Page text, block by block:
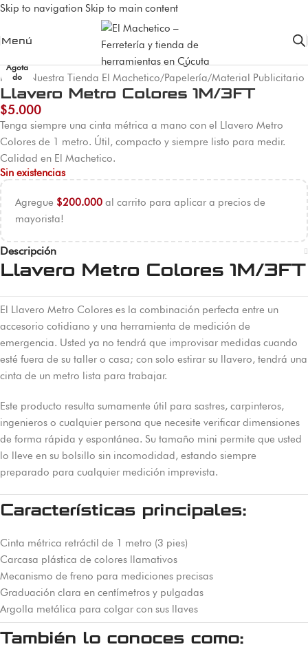
Skip to navigation Skip to main content
Menú
Agota
do
Inicio Nuestra Tienda El Machetico/Papelería/Material Publicitario
Llavero Metro Colores 1M/3FT
$5.000
Tenga siempre una cinta métrica a mano con el Llavero Metro
Colores de 1 metro. Útil, compacto y siempre listo para medir.
Calidad en El Machetico.
Sin existencias
Agregue $200.000 al carrito para aplicar a precios de
mayorista!
Descripción
Llavero Metro Colores 1M/3FT
El Llavero Metro Colores es la combinación perfecta entre un
accesorio cotidiano y una herramienta de medición de
emergencia. Usted ya no tendrá que improvisar medidas cuando
esté fuera de su taller o casa; con solo estirar su llavero, tendrá una
cinta de un metro lista para trabajar.
Este producto resulta sumamente útil para sastres, carpinteros,
ingenieros o cualquier persona que necesite verificar dimensiones
de forma rápida y espontánea. Su tamaño mini permite que usted
lo lleve en su bolsillo sin incomodidad, estando siempre
preparado para cualquier medición imprevista.
Características principales:
Cinta métrica retráctil de 1 metro (3 pies)
Carcasa plástica de colores llamativos
Mecanismo de freno para mediciones precisas
Graduación clara en centímetros y pulgadas
Argolla metálica para colgar con sus llaves
También lo conoces como: